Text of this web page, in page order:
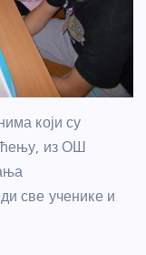
који су
из ОШ
све ученике и